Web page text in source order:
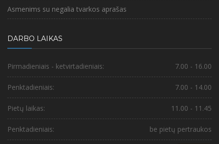
Asmenims su negalia tvarkos aprašas
DARBO LAIKAS
Pirmadieniais - ketvirtadieniais: 7.00 - 16.00
Penktadieniais: 7.00 - 14.00
Pietų laikas: 11.00 - 11.45
Penktadieniais: be pietų pertraukos